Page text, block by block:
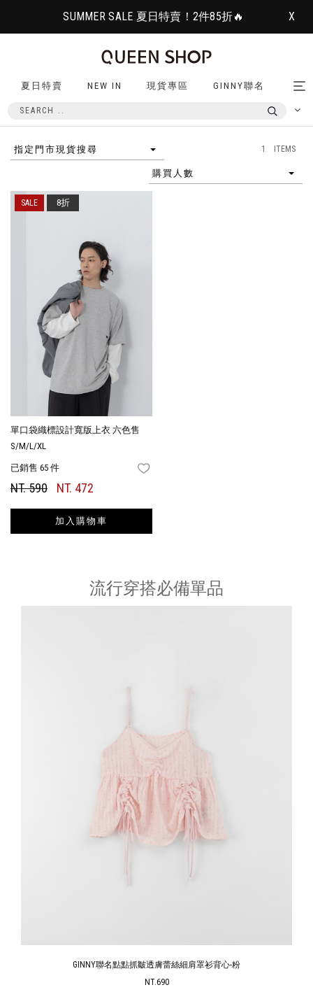
SUMMER SALE 夏日特賣！2件85折🔥 X
夏日特賣 NEW IN 現貨專區 GINNY聯名
指定門市現貨搜尋 1 ITEMS
購買人數
單口袋織標設計寬版上衣 六色售
S/M/L/XL
已銷售 65 件
NT. 590 NT. 472
加入購物車
8折
流行穿搭必備單品
GINNY聯名點點抓皺透膚蕾絲細肩罩衫背心-粉
NT.690